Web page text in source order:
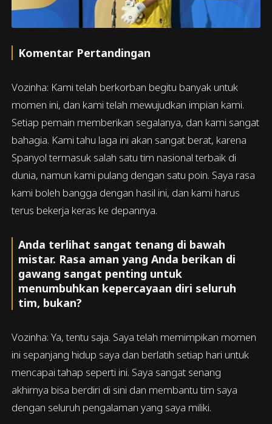
Komentar Pertandingan
Vozinha: Kami telah berkorban begitu banyak untuk
momen ini, dan kami telah mewujudkan impian kami.
Setiap pemain memberikan segalanya, dan kami sangat
bahagia. Kami tahu laga ini akan sangat berat, karena
Spanyol termasuk salah satu tim nasional terbaik di
dunia, namun kami pulang dengan satu poin. Saya rasa
kami boleh bangga dengan hasil ini, dan kami harus
terus bekerja keras ke depannya.
Anda terlihat sangat tenang di bawah
mistar. Rasa aman yang Anda berikan di
gawang sangat penting untuk
menumbuhkan kepercayaan diri seluruh
tim, bukan?
Vozinha: Ya, tentu saja. Saya telah memimpikan momen
ini sepanjang hidup saya dan berlatih setiap hari untuk
mencapai tahap seperti ini. Saya sangat senang
akhirnya bisa berdiri di sini dan membantu tim saya
dengan seluruh pengalaman yang saya miliki.